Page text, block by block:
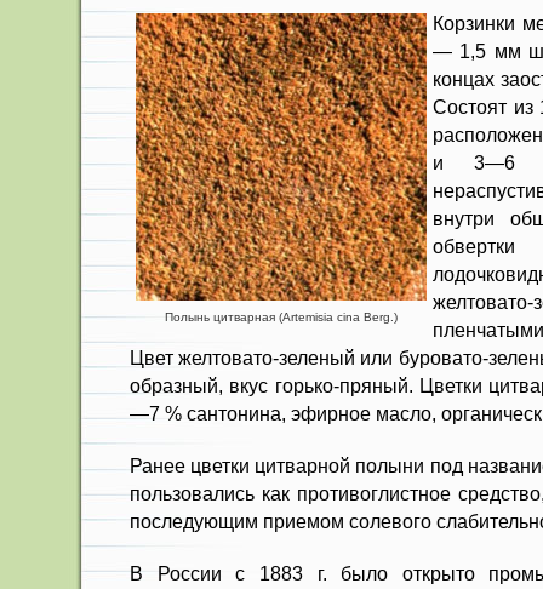
Полынь цитварная (Artemisia cina Berg.)
Корзинки
— 1,5 мм
концах
Состоят
и 3—6
внутри
обвертки
желтовато-
Цвет желтовато-зеленый или буровато-
образный, вкус горько-пряный. Цвет­ки
—7 % сантонина, эфирное масло,
Ранее цветки цитварной полыни под
пользовались как противоглистное
по­следующим приемом солевого
В России с 1883 г. было открыто